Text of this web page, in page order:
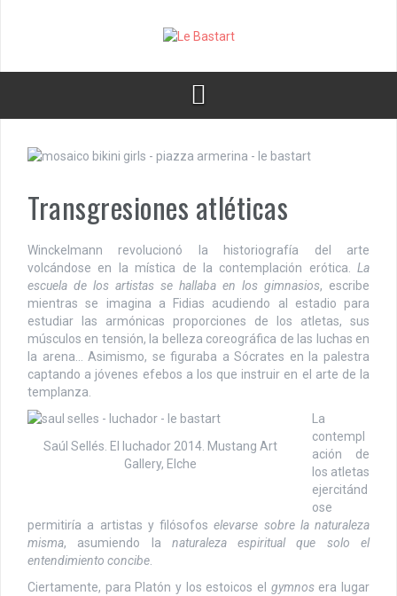
Transgresiones atléticas
Winckelmann revolucionó la historiografía del arte
volcándose en la mística de la contemplación erótica. La
escuela de los artistas se hallaba en los gimnasios, escribe
mientras se imagina a Fidias acudiendo al estadio para
estudiar las armónicas proporciones de los atletas, sus
músculos en tensión, la belleza coreográfica de las luchas en
la arena… Asimismo, se figuraba a Sócrates en la palestra
captando a jóvenes efebos a los que instruir en el arte de la
templanza.
Saúl Sellés. El luchador 2014. Mustang Art
Gallery, Elche
La
contempl
ación de
los atletas
ejercitánd
ose
permitiría a artistas y filósofoselevarse sobre la naturaleza
misma, asumiendo la naturaleza espiritual que solo el
entendimiento concibe
Ciertamente, para Platón y los estoicos el gymnosera lugar